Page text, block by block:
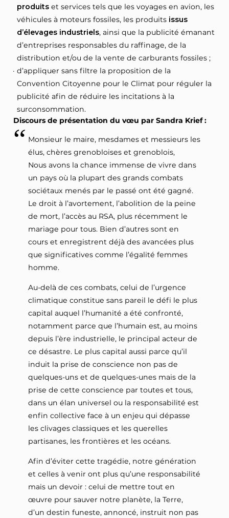
produits et services tels que les voyages en avion, les
véhicules à moteurs fossiles, les produits issus
d’élevages industriels, ainsi que la publicité émanant
d’entreprises responsables du raffinage, de la
distribution et/ou de la vente de carburants fossiles ;
d’appliquer sans filtre la proposition de la
Convention Citoyenne pour le Climat pour réguler la
publicité afin de réduire les incitations à la
surconsommation.
Discours de présentation du vœu par Sandra Krief :
Monsieur le maire, mesdames et messieurs les
élus, chères grenobloises et grenoblois,
Nous avons la chance immense de vivre dans
un pays où la plupart des grands combats
sociétaux menés par le passé ont été gagné.
Le droit à l’avortement, l’abolition de la peine
de mort, l’accès au RSA, plus récemment le
mariage pour tous. Bien d’autres sont en
cours et enregistrent déjà des avancées plus
que significatives comme l’égalité femmes
homme.
Au-delà de ces combats, celui de l’urgence
climatique constitue sans pareil le défi le plus
capital auquel l’humanité a été confronté,
notamment parce que l’humain est, au moins
depuis l’ère industrielle, le principal acteur de
ce désastre. Le plus capital aussi parce qu’il
induit la prise de conscience non pas de
quelques-uns et de quelques-unes mais de la
prise de cette conscience par toutes et tous,
dans un élan universel ou la responsabilité est
enfin collective face à un enjeu qui dépasse
les clivages classiques et les querelles
partisanes, les frontières et les océans.
Afin d’éviter cette tragédie, notre génération
et celles à venir ont plus qu’une responsabilité
mais un devoir : celui de mettre tout en
œuvre pour sauver notre planète, la Terre,
d’un destin funeste, annoncé, instruit non pas